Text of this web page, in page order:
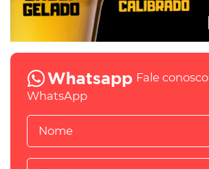
Fale
WhatsApp